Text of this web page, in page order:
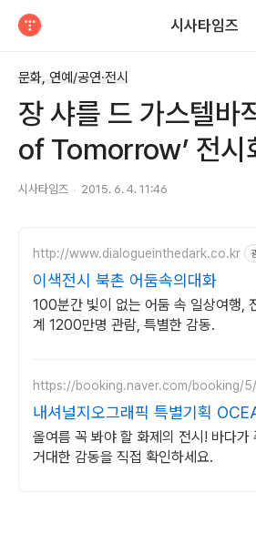
시사타임즈
문화, 연예/공연·전시
장 샤를 드 가스텔바
of Tomorrow’ 전시
시사타임즈 2015. 6. 4. 11:46
http://www.dialogueinthedark.co.kr
이색전시 북촌 어둠속의대화
100분간 빛이 없는 어둠 속 일상여행,
계 1200만명 관람, 특별한 감동.
https://booking.naver.com/booking/5/
내셔널지오그래픽 특별기획
가장 거대한 기록
올여름 꼭 봐야 할 화제의 전시! 바다가
거대한 감동을 직접 확인하세요.